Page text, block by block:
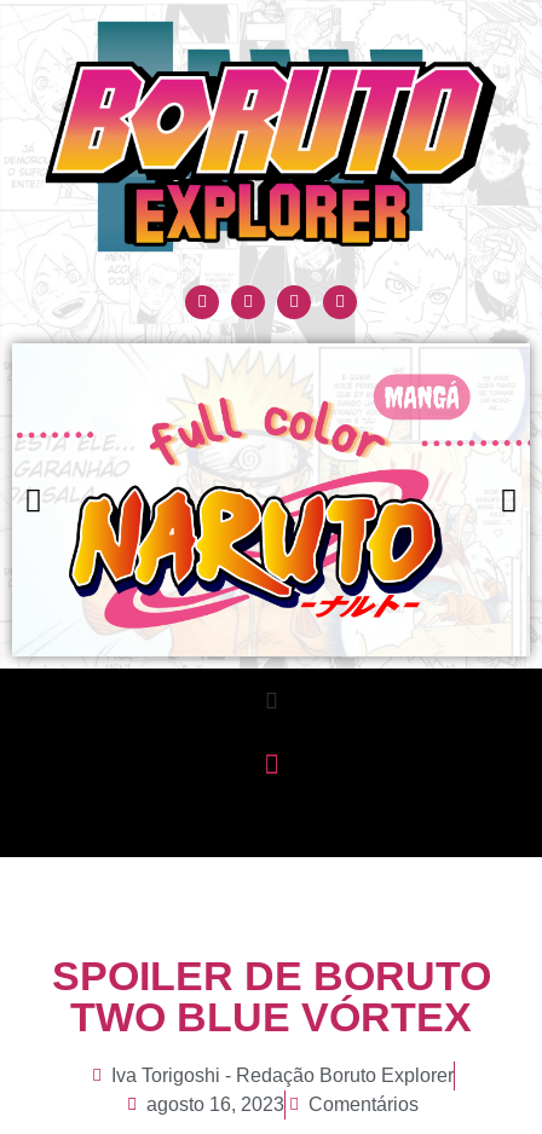
SPOILER DE BORUTO
TWO BLUE VÓRTEX
Iva Torigoshi - Redação Boruto Explorer
agosto 16, 2023
Comentários